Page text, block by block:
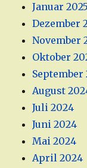
Januar 2025
Dezember
November
Oktober
September
August
Juli 2024
Juni 2024
Mai 2024
April 2024